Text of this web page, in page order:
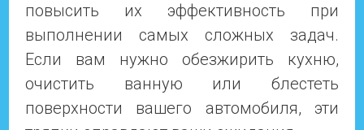
повысить их эффективность при
выполнении самых сложных задач.
Если вам нужно обезжирить кухню,
очистить ванную или блестеть
поверхности вашего автомобиля, эти